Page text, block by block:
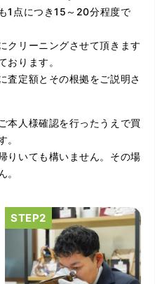
定士さんがいて的確にア
す! お店の雰囲気もやらし
できる落ちついた敷居の
会いたいです。
1点につき15～20分程度で
クリーニングさせて頂きます
おります。
査定額とその根拠をご説明さ
本人様確認を行ったうえで買
。
りいても構いません。その場
。